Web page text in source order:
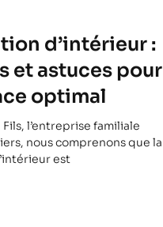
d’intérieur :
et astuces pour
optimal
l’entreprise familiale
nous comprenons que la
est